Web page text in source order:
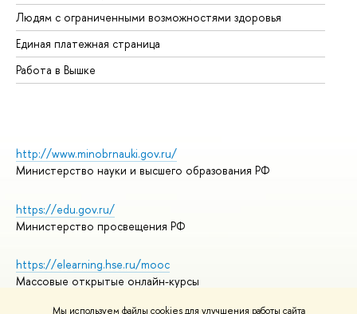
Мы используем файлы cookies для улучшения работы сайта
Людям с ограниченными возможностями здоровья
Единая платежная страница
Работа в Вышке
http://www.minobrnauki.gov.ru/
Министерство науки и высшего образования РФ
https://edu.gov.ru/
Министерство просвещения РФ
https://elearning.hse.ru/mooc
Массовые открытые онлайн-курсы